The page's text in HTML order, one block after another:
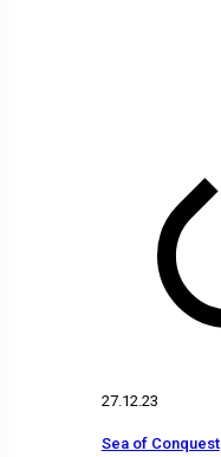
27.12.23
Sea of Conquest